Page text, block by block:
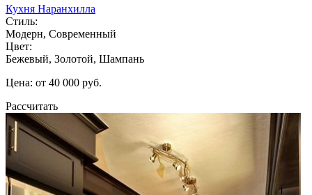
Кухня Наранхилла
Стиль:
Модерн, Современный
Цвет:
Бежевый, Золотой, Шампань
Цена: от 40 000 руб.
Рассчитать